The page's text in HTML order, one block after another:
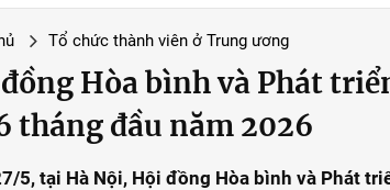
Tổ chức thành viên ở Trung ương
Hòa bình và Phát
tháng đầu năm 2026
5, tại Hà Nội, Hội đồng Hòa bình và Phát